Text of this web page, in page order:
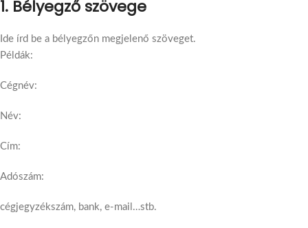
1. Bélyegző szövege
Ide írd be a bélyegzőn megjelenő szöveget.
Példák:
Cégnév:
Név:
Cím:
Adószám:
cégjegyzékszám, bank, e-mail…stb.